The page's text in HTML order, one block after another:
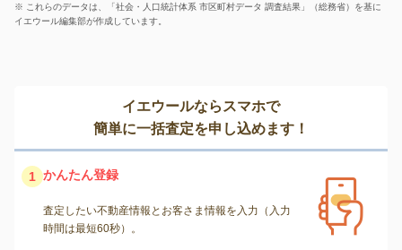
※ これらのデータは、「社会・人口統計体系 市区町村データ 調査結果」（総務省）を基に
イエウール編集部が作成しています。
イエウールならスマホで
簡単に一括査定を申し込めます！
1 かんたん登録
査定したい不動産情報とお客さま情報を入力（入力
時間は最短60秒）。